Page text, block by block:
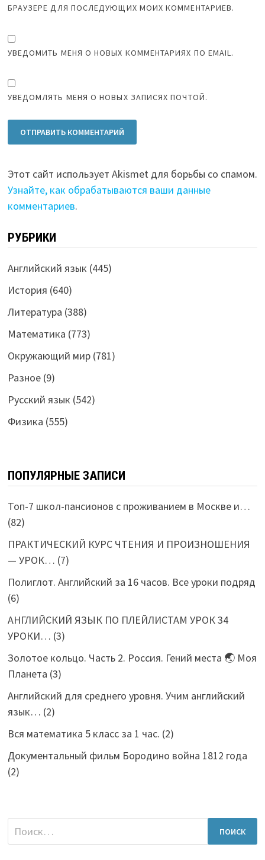
БРАУЗЕРЕ ДЛЯ ПОСЛЕДУЮЩИХ МОИХ КОММЕНТАРИЕВ.
УВЕДОМИТЬ МЕНЯ О НОВЫХ КОММЕНТАРИЯХ ПО EMAIL.
УВЕДОМЛЯТЬ МЕНЯ О НОВЫХ ЗАПИСЯХ ПОЧТОЙ.
Этот сайт использует Akismet для борьбы со спамом.
Узнайте, как обрабатываются ваши данные
комментариев.
РУБРИКИ
Английский язык (445)
История (640)
Литература (388)
Математика (773)
Окружающий мир(781)
Разное(9)
Русский язык (542)
Физика (555)
ПОПУЛЯРНЫЕ ЗАПИСИ
Топ-7 школ-пансионов с проживанием в Москве и…
(82)
ПРАКТИЧЕСКИЙ КУРС ЧТЕНИЯ И ПРОИЗНОШЕНИЯ
— УРОК… (7)
Полиглот. Английский за 16 часов. Все уроки подряд
(6)
АНГЛИЙСКИЙ ЯЗЫК ПО ПЛЕЙЛИСТАМ УРОК 34
УРОКИ… (3)
Золотое кольцо. Часть 2. Россия. Гений места 🌏 Моя
Планета (3)
Английский для среднего уровня. Учим английский
язык… (2)
Вся математика 5 класс за 1 час. (2)
Документальный фильм Бородино война 1812 года
(2)
Найти: